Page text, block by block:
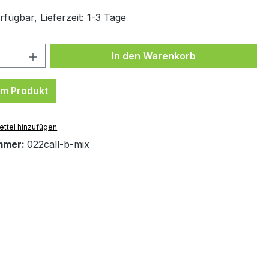
Lieferzeit: 1-3 Tage
Anzahl: Gib den gewünschten Wert
In den Warenkorb
Produkt
hinzufügen
022call-b-mix